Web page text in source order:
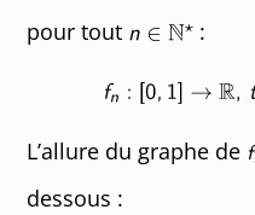
pour tout
:
L’allure du graphe de
dessous :